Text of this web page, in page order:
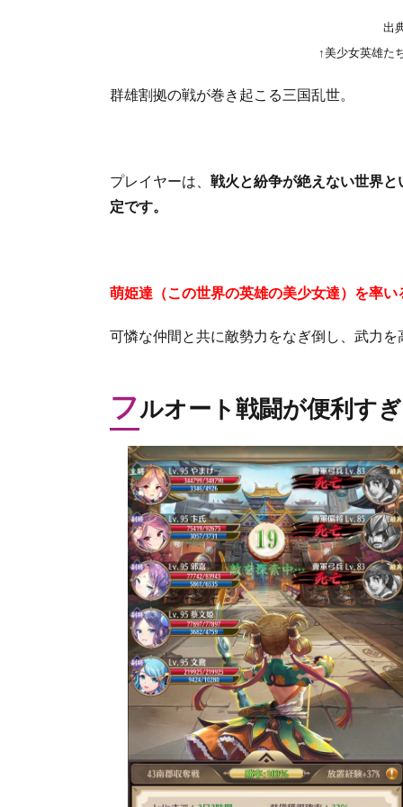
出
↑美少女英雄た
群雄割拠の戦が巻き起こる三国乱世。
プレイヤーは、 戦火と紛争が絶えない世界
定です。
萌姫達（この世界の英雄の美少女達）を率
可憐な仲間と共に敵勢力をなぎ倒し、武力
フルオート戦闘が便利す